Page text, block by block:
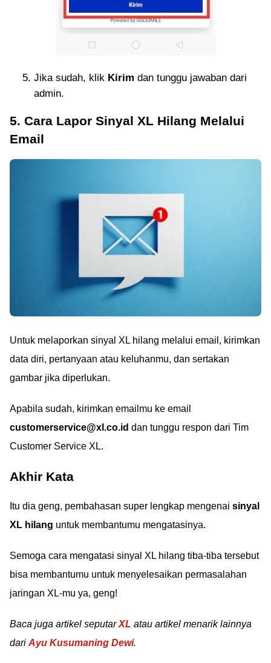
Jika sudah, klik Kirim dan tunggu jawaban dari
admin.
5. Cara Lapor Sinyal XL Hilang Melalui
Email
Untuk melaporkan sinyal XL hilang melalui email, kirimkan
data diri, pertanyaan atau keluhanmu, dan sertakan
gambar jika diperlukan.
Apabila sudah, kirimkan emailmu ke email
customerservice@xl.co.id dan tunggu respon dari Tim
Customer Service XL.
Akhir Kata
Itu dia geng, pembahasan super lengkap mengenai sinyal
XL hilang untuk membantumu mengatasinya.
Semoga cara mengatasi sinyal XL hilang tiba-tiba tersebut
bisa membantumu untuk menyelesaikan permasalahan
jaringan XL-mu ya, geng!
Baca juga artikel seputarXL atau artikel menarik lainnya
dari Ayu Kusumaning Dewi.